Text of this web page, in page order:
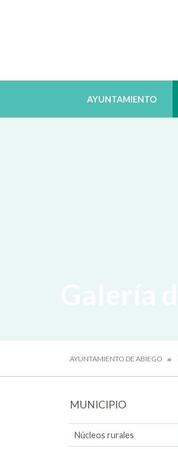
AYUNTAMIENTO
AYUNTAMIENTO DE ABIEGO
MUNICIPIO
Núcleos rurales